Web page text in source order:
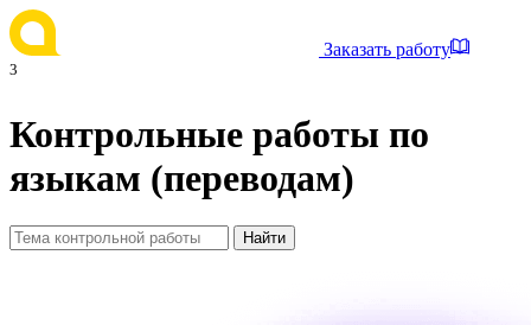
Заказать работу
3
Контрольные работы по
языкам (переводам)
Найти